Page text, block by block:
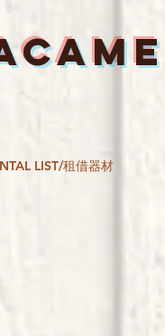
LIST/租借器材